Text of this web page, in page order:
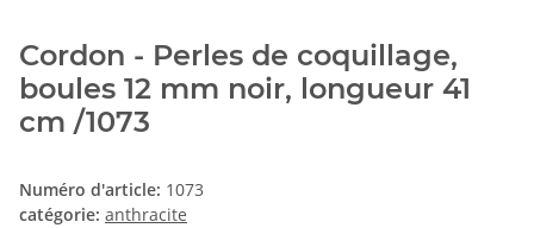
Cordon - Perles de coquillage,
boules 12 mm noir, longueur 41
cm /1073
Numéro d'article: 1073
catégorie: anthracite